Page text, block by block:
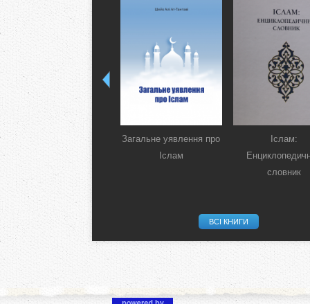
Загальне уявлення про
Іслам
Іслам:
словник
ВСІ КНИГИ